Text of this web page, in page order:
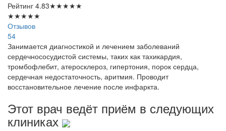
Рейтинг 4.83★★★★★
★★★★★
Отзывов
54
Занимается диагностикой и лечением заболеваний
сердечнососудистой системы, таких как тахикардия,
тромбофлебит, атеросклероз, гипертония, порок сердца,
сердечная недостаточность, аритмия. Проводит
восстановительное лечение после инфаркта.
Этот врач ведёт приём в следующих
клиниках